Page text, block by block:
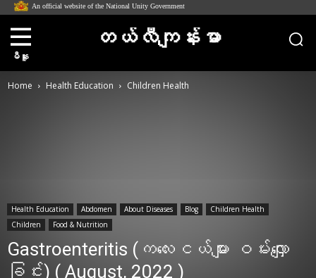
An official website of the National Unity Government
မီနူး
တယ်လီကျန်းမာ
Home Health Education Children Health
Health Education Abdomen About Diseases Blog
Children Health
Children
Food & Nutrition
Gastroenteritis (က​လေးငယ်များ ဝမ်း​လျှော
ခြင်း) ( August, 2022 )